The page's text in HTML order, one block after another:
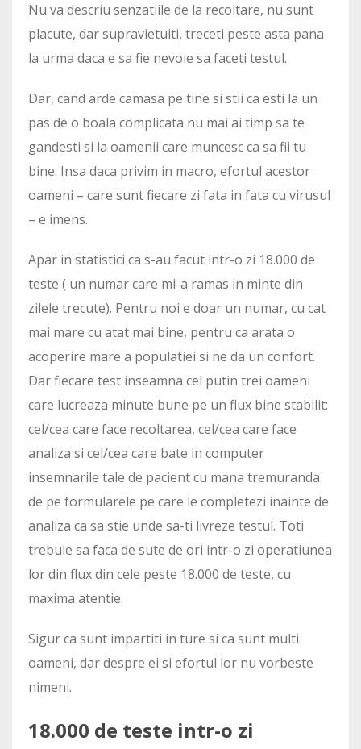
Nu va descriu senzatiile de la recoltare, nu sunt
placute, dar supravietuiti, treceti peste asta pana
la urma daca e sa fie nevoie sa faceti testul.
Dar, cand arde camasa pe tine si stii ca esti la un
pas de o boala complicata nu mai ai timp sa te
gandesti si la oamenii care muncesc ca sa fii tu
bine. Insa daca privim in macro, efortul acestor
oameni – care sunt fiecare zi fata in fata cu virusul
– e imens.
Apar in statistici ca s-au facut intr-o zi 18.000 de
teste ( un numar care mi-a ramas in minte din
zilele trecute). Pentru noi e doar un numar, cu cat
mai mare cu atat mai bine, pentru ca arata o
acoperire mare a populatiei si ne da un confort.
Dar fiecare test inseamna cel putin trei oameni
care lucreaza minute bune pe un flux bine stabilit:
cel/cea care face recoltarea, cel/cea care face
analiza si cel/cea care bate in computer
insemnarile tale de pacient cu mana tremuranda
de pe formularele pe care le completezi inainte de
analiza ca sa stie unde sa-ti livreze testul. Toti
trebuie sa faca de sute de ori intr-o zi operatiunea
lor din flux din cele peste 18.000 de teste, cu
maxima atentie.
Sigur ca sunt impartiti in ture si ca sunt multi
oameni, dar despre ei si efortul lor nu vorbeste
nimeni.
18.000 de teste intr-o zi